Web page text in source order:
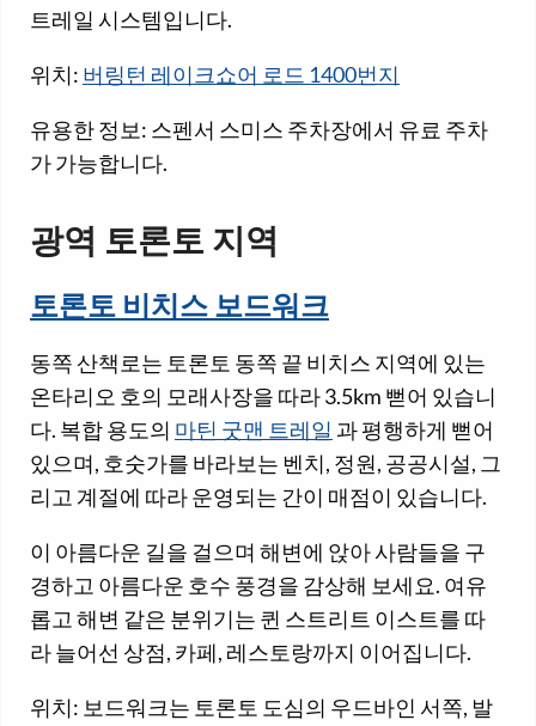
트레일 시스템입니다.
위치: 버링턴 레이크쇼어 로드 1400번지
유용한 정보: 스펜서 스미스 주차장에서 유료 주차
가 가능합니다.
광역 토론토 지역
토론토 비치스 보드워크
동쪽 산책로는 토론토 동쪽 끝 비치스 지역에 있는
온타리오 호의 모래사장을 따라 3.5km 뻗어 있습니
다. 복합 용도의 마틴 굿맨 트레일 과 평행하게 뻗어
있으며, 호숫가를 바라보는 벤치, 정원, 공공시설, 그
리고 계절에 따라 운영되는 간이 매점이 있습니다.
이 아름다운 길을 걸으며 해변에 앉아 사람들을 구
경하고 아름다운 호수 풍경을 감상해 보세요. 여유
롭고 해변 같은 분위기는 퀸 스트리트 이스트를 따
라 늘어선 상점, 카페, 레스토랑까지 이어집니다.
위치: 보드워크는 토론토 도심의 우드바인 서쪽, 발